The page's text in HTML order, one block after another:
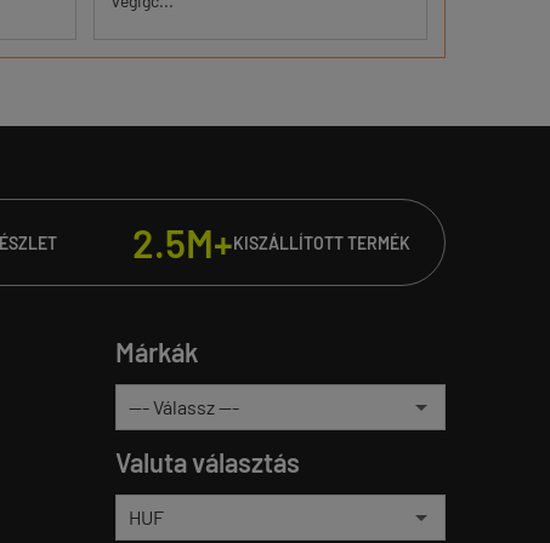
2.5M+KISZÁLLÍTOTT TERMÉK
Márkák
Valuta választás